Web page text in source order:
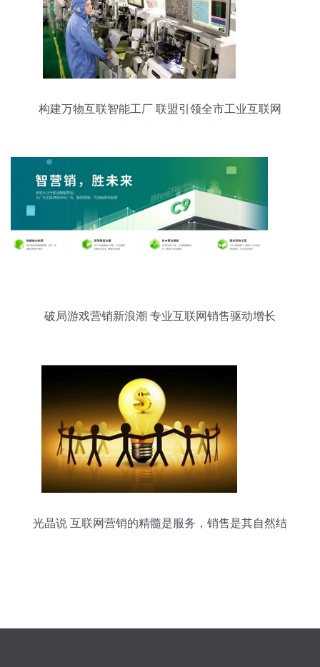
构建万物互联智能工厂 联盟引领全市工业互联网
破局游戏营销新浪潮 专业互联网销售驱动增长
光晶说 互联网营销的精髓是服务，销售是其自然结